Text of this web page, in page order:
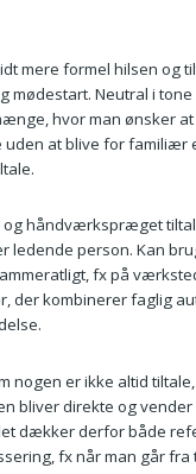
mere formel hilsen og
mødestart. Neutral i
hvor man ønsker
uden at blive for familiær
og håndværkspræget
ledende person. Kan
fx på
der kombinerer faglig
nogen er ikke altid
bliver direkte og vender
dækker derfor både
fx når man går fra